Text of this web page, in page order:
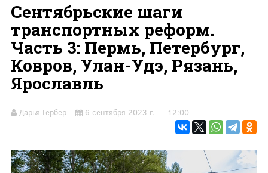
Сентябрьские шаги
транспортных реформ.
Часть 3: Пермь, Петербург,
Ковров, Улан-Удэ, Рязань,
Ярославль
Дарья Гербер 6 сентября 2023 г. — 12:00